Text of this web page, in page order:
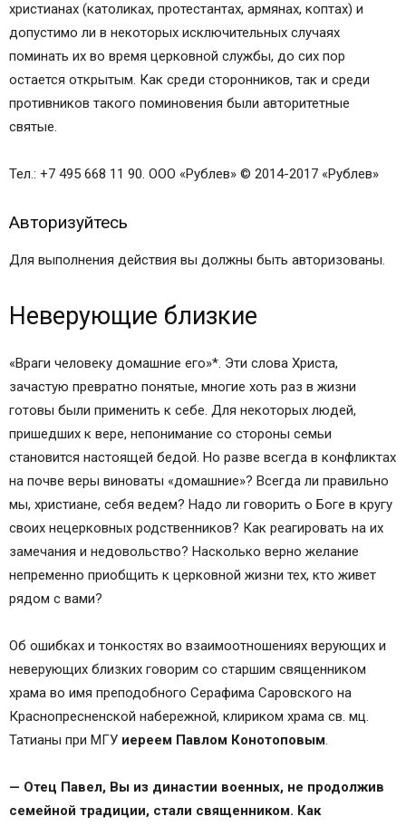
христианах (католиках, протестантах, армянах, коптах) и
допустимо ли в некоторых исключительных случаях
поминать их во время церковной службы, до сих пор
остается открытым. Как среди сторонников, так и среди
противников такого поминовения были авторитетные
святые.
Тел.: +7 495 668 11 90. ООО «Рублев» © 2014-2017 «Рублев»
Авторизуйтесь
Для выполнения действия вы должны быть авторизованы.
Неверующие близкие
«Враги человеку домашние его»*. Эти слова Христа,
зачастую превратно понятые, многие хоть раз в жизни
готовы были применить к себе. Для некоторых людей,
пришедших к вере, непонимание со стороны семьи
становится настоящей бедой. Но разве всегда в конфликтах
на почве веры виноваты «домашние»? Всегда ли правильно
мы, христиане, себя ведем? Надо ли говорить о Боге в кругу
своих нецерковных родственников? Как реагировать на их
замечания и недовольство? Насколько верно желание
непременно приобщить к церковной жизни тех, кто живет
рядом с вами?
Об ошибках и тонкостях во взаимоотношениях верующих и
неверующих близких говорим со старшим священником
храма во имя преподобного Серафима Саровского на
Краснопресненской набережной, клириком храма св. мц.
Татианы при МГУ иереем Павлом Конотоповым.
— Отец Павел, Вы из династии военных, не продолжив
семейной традиции, стали священником. Как